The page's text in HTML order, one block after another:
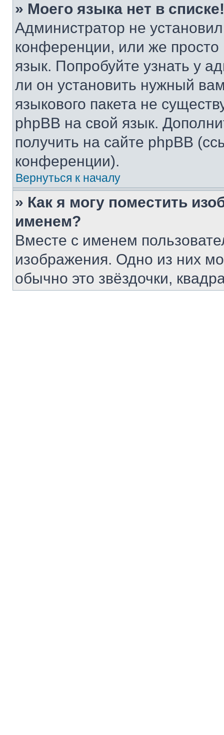
» Моего языка нет в списке!
Администратор не
конференции, или же
язык. Попробуйте узнать у
ли он установить нужный
языкового пакета не
phpBB на свой язык.
получить на сайте phpBB
конференции).
Вернуться к началу
» Как я могу поместить
именем?
Вместе с именем
изображения. Одно из них
обычно это звёздочки,